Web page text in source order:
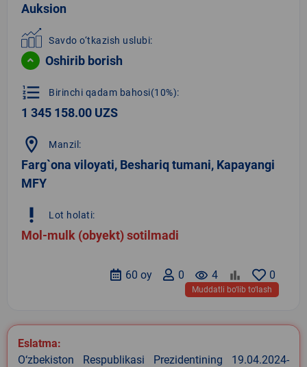
Auksion
Savdo o‘tkazish uslubi:
Oshirib borish
format_list_numbered Birinchi qadam bahosi(10%):
1 345 158.00 UZS
location_on Manzil:
Farg`ona viloyati, Beshariq tumani, Kapayangi
MFY
priority_high Lot holati:
Mol-mulk (obyekt) sotilmadi
0
remove_red_eye 4
0
60 oy
Muddatli bo‘lib to‘lash
Eslatma:
O‘zbekiston Respublikasi Prezidentining 19.04.2024-